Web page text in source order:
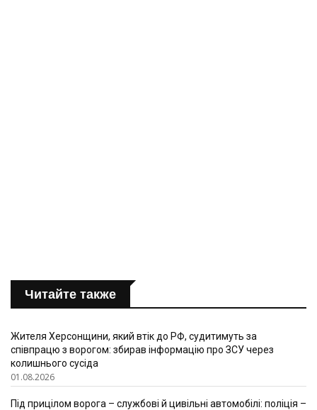
Читайте также
Жителя Херсонщини, який втік до РФ, судитимуть за
співпрацю з ворогом: збирав інформацію про ЗСУ через
колишнього сусіда
01.08.2026
Під прицілом ворога – службові й цивільні автомобілі: поліція –